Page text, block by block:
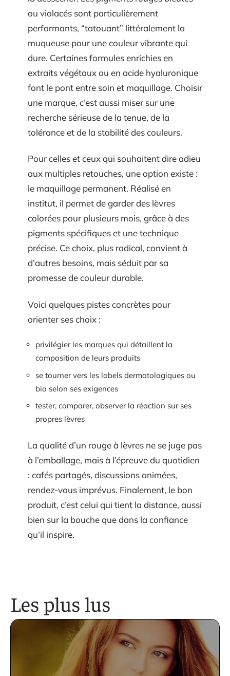
ou violacés sont particulièrement
performants, “tatouant” littéralement la
muqueuse pour une couleur vibrante qui
dure. Certaines formules enrichies en
extraits végétaux ou en acide hyaluronique
font le pont entre soin et maquillage. Choisir
une marque, c’est aussi miser sur une
recherche sérieuse de la tenue, de la
tolérance et de la stabilité des couleurs.
Pour celles et ceux qui souhaitent dire adieu
aux multiples retouches, une option existe :
le maquillage permanent. Réalisé en
institut, il permet de garder des lèvres
colorées pour plusieurs mois, grâce à des
pigments spécifiques et une technique
précise. Ce choix, plus radical, convient à
d’autres besoins, mais séduit par sa
promesse de couleur durable.
Voici quelques pistes concrètes pour
orienter ses choix :
privilégier les marques qui détaillent la
composition de leurs produits
se tourner vers les labels dermatologiques ou
bio selon ses exigences
tester, comparer, observer la réaction sur ses
propres lèvres
La qualité d’un rouge à lèvres ne se juge pas
à l’emballage, mais à l’épreuve du quotidien
: cafés partagés, discussions animées,
rendez-vous imprévus. Finalement, le bon
produit, c’est celui qui tient la distance, aussi
bien sur la bouche que dans la confiance
qu’il inspire.
Les plus lus